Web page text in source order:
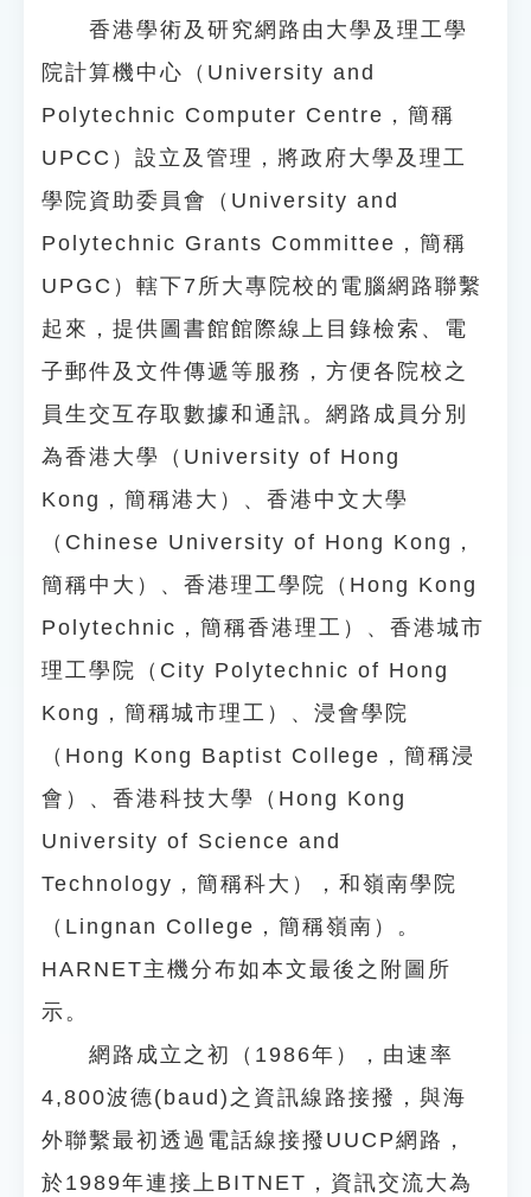
香港學術及研究網路由大學及理工學
院計算機中心（University and
Polytechnic Computer Centre，簡稱
UPCC）設立及管理，將政府大學及理工
學院資助委員會（University and
Polytechnic Grants Committee，簡稱
UPGC）轄下7所大專院校的電腦網路聯繫
起來，提供圖書館館際線上目錄檢索、電
子郵件及文件傳遞等服務，方便各院校之
員生交互存取數據和通訊。網路成員分別
為香港大學（University of Hong
Kong，簡稱港大）、香港中文大學
（Chinese University of Hong Kong，
簡稱中大）、香港理工學院（Hong Kong
Polytechnic，簡稱香港理工）、香港城市
理工學院（City Polytechnic of Hong
Kong，簡稱城市理工）、浸會學院
（Hong Kong Baptist College，簡稱浸
會）、香港科技大學（Hong Kong
University of Science and
Technology，簡稱科大），和嶺南學院
（Lingnan College，簡稱嶺南）。
HARNET主機分布如本文最後之附圖所
示。
網路成立之初（1986年），由速率
4,800波德(baud)之資訊線路接撥，與海
外聯繫最初透過電話線接撥UUCP網路，
於1989年連接上BITNET，資訊交流大為